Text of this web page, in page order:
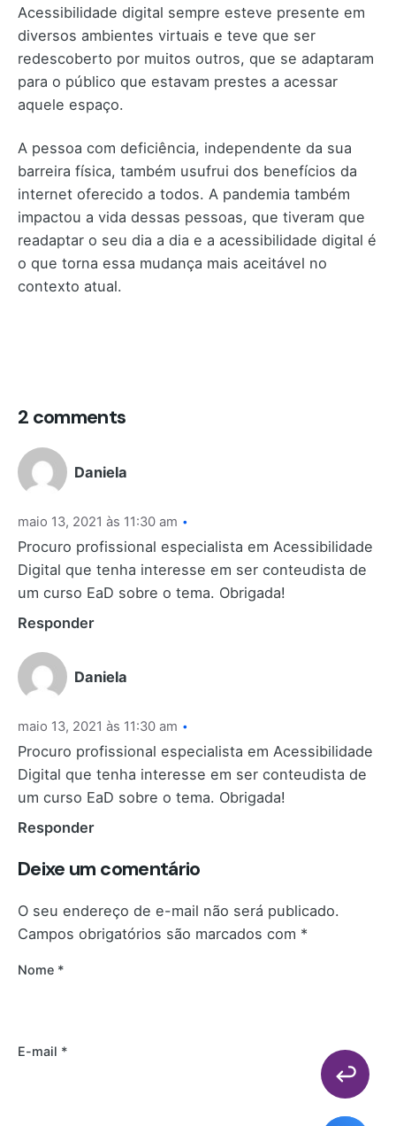
Acessibilidade digital sempre esteve presente em
diversos ambientes virtuais e teve que ser
redescoberto por muitos outros, que se adaptaram
para o público que estavam prestes a acessar
aquele espaço.
A pessoa com deficiência, independente da sua
barreira física, também usufrui dos benefícios da
internet oferecido a todos. A pandemia também
impactou a vida dessas pessoas, que tiveram que
readaptar o seu dia a dia e a acessibilidade digital é
o que torna essa mudança mais aceitável no
contexto atual.
2 comments
Daniela
maio 13, 2021 às 11:30 am
Procuro profissional especialista em Acessibilidade
Digital que tenha interesse em ser conteudista de
um curso EaD sobre o tema. Obrigada!
Responder
Daniela
maio 13, 2021 às 11:30 am
Procuro profissional especialista em Acessibilidade
Digital que tenha interesse em ser conteudista de
um curso EaD sobre o tema. Obrigada!
Responder
Deixe um comentário
O seu endereço de e-mail não será publicado.
Campos obrigatórios são marcados com *
Nome *
E-mail *